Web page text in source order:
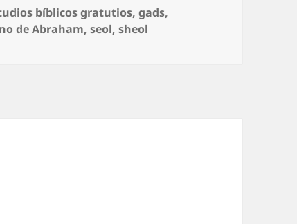
bíblicos gratutios,gads,
de Abraham,seol,sheol